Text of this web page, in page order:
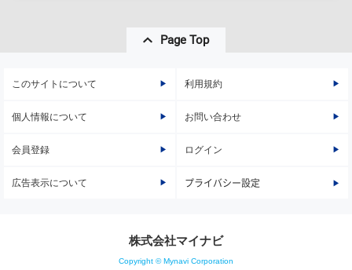
Page Top
このサイトについて 利用規約
個人情報について お問い合わせ
会員登録 ログイン
広告表示について プライバシー設定
株式会社マイナビ
Copyright © Mynavi Corporation